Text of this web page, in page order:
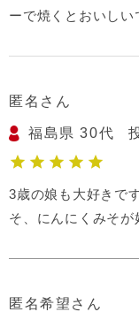
ーで焼くとおいしい
匿名
福島県 30代
3歳の娘も大好きで
そ、にんにくみそが
匿名希望